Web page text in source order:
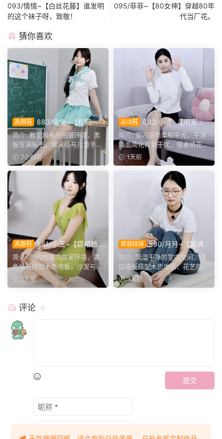
093/情情~【白丝花藤】谁发明
的这个袜子呀，致敬！
095/菲菲~【80女神】穿越80年
代当厂花。
猜你喜欢
高跟鞋 883/兔兔~【校园清
欢】黑板课桌椅为伴，水手服
演绎烂漫青春光景。
简介: 教室风格的拍摄环境，黑
板写满板书，课桌椅与儿童手绘
作品烘托校园氛围。兔...
7小时前
运动鞋
882/小清~【闲室倩
影】素室柔光映穿搭，多样姿
态演绎清爽休闲格调。
简介: 室内采用柔和平光，干净
墙面简化背景干扰，借桌椅花艺
丰富画面层次。兼顾全...
1天前
高跟鞋 881/小玉~【碧裙雅
姿】一室柔光衬绿裙，错落姿
态尽显温婉格调。
简介: 简约的室内居家环境，素
色墙板搭配木质地板，沙发与办
公椅丰富场景层次。小...
2天前
瑜伽挠痒 880/月月~【室隅
姿影】雅室定格多样姿态，记
录鞋袜与肢体的百态呈现。
简介: 简洁干净的室内空间，浅
白墙板搭配木质地板，花艺摆件
点缀场景。月月身着白...
3天前
评论 0
提交